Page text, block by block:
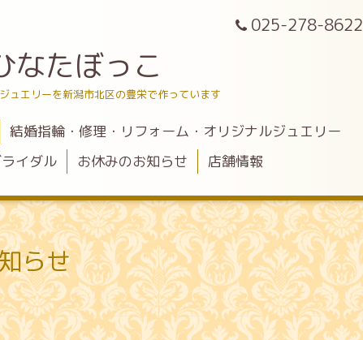
025-278-8622
たぼっこ
ュエリーを新潟市北区の豊栄で作っています
結婚指輪・修理・リフォーム・オリジナルジュエリー
イダル お休みのお知らせ 店舗情報
らせ